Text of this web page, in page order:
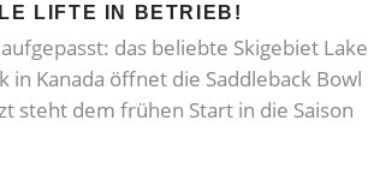
LIFTE IN BETRIEB!
das beliebte Skigebiet Lake
in Kanada öffnet die Saddleback Bowl
steht dem frühen Start in die Saison